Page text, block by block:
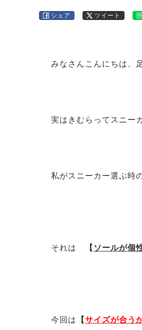
シェア ツイート
みなさんこんにちは、
実はきむらってスニー
私がスニーカー選ぶ時
それは 【 ソールが個
今回は 【サイズが合う